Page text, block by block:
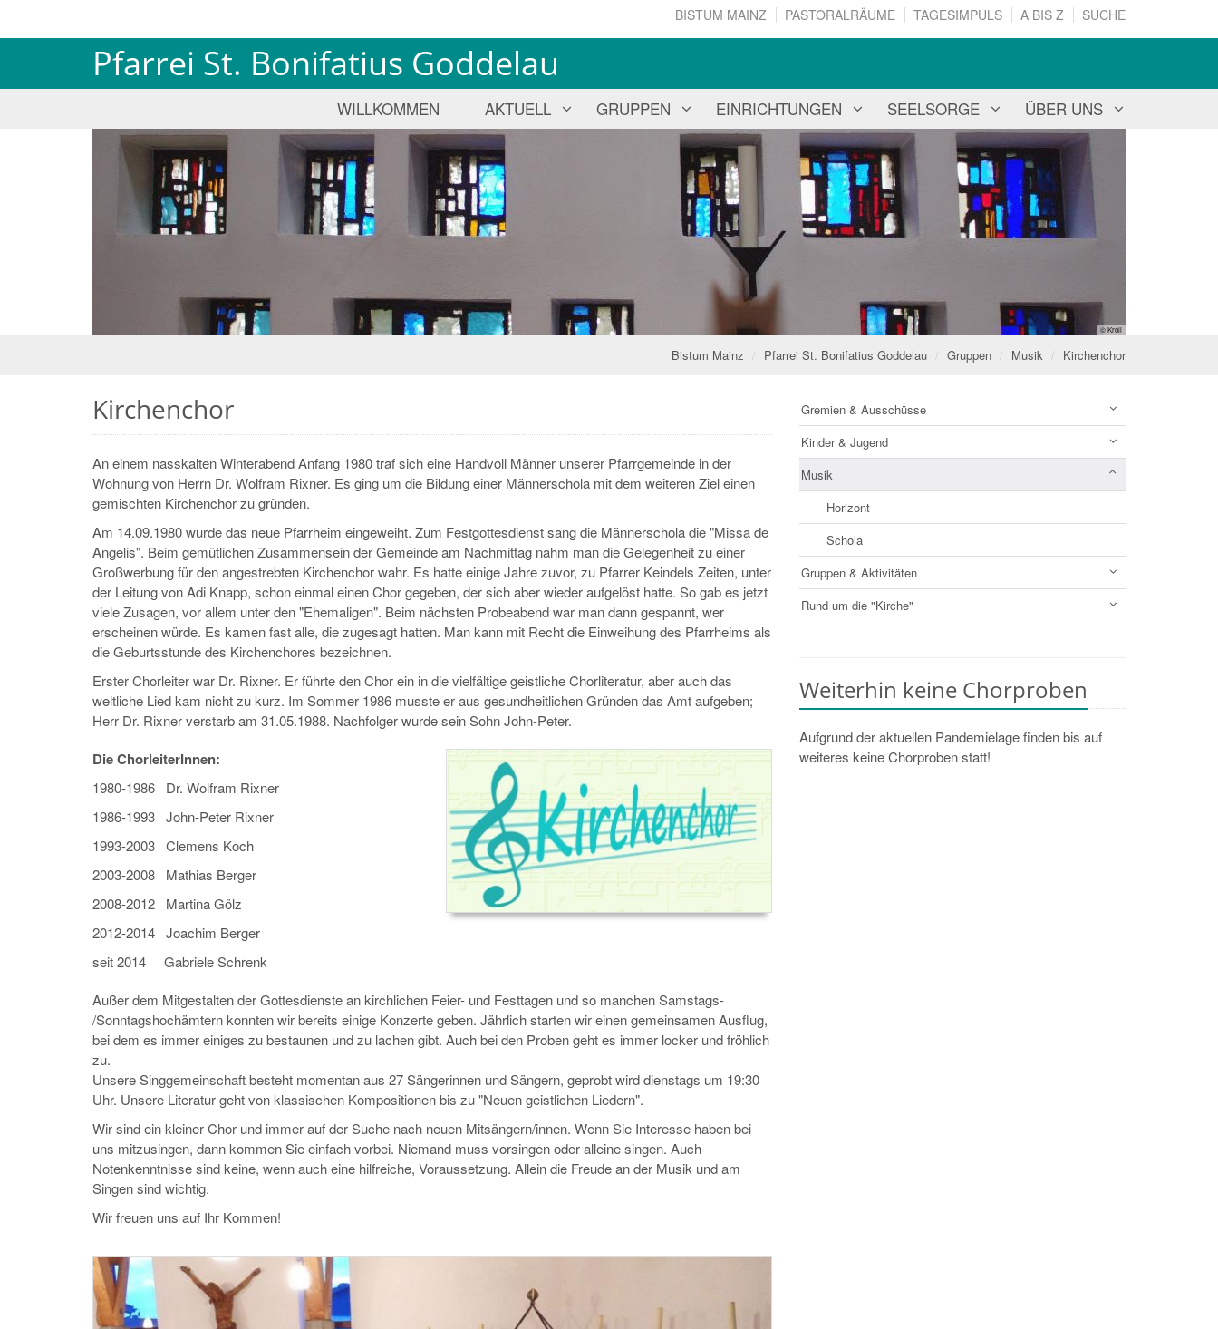
BISTUM MAINZ PASTORALRÄUME TAGESIMPULS A BIS Z SUCHE
Pfarrei St. Bonifatius Goddelau
WILLKOMMEN AKTUELL GRUPPEN EINRICHTUNGEN SEELSORGE ÜBER UNS
© Kroll
Bistum Mainz Pfarrei St. Bonifatius Goddelau Gruppen Musik Kirchenchor
Kirchenchor
An einem nasskalten Winterabend Anfang 1980 traf sich eine Handvoll Männer unserer Pfarrgemeinde in der
Wohnung von Herrn Dr. Wolfram Rixner. Es ging um die Bildung einer Männerschola mit dem weiteren Ziel einen
gemischten Kirchenchor zu gründen.
Am 14.09.1980 wurde das neue Pfarrheim eingeweiht. Zum Festgottesdienst sang die Männerschola die "Missa de
Angelis". Beim gemütlichen Zusammensein der Gemeinde am Nachmittag nahm man die Gelegenheit zu einer
Großwerbung für den angestrebten Kirchenchor wahr. Es hatte einige Jahre zuvor, zu Pfarrer Keindels Zeiten, unter
der Leitung von Adi Knapp, schon einmal einen Chor gegeben, der sich aber wieder aufgelöst hatte. So gab es jetzt
viele Zusagen, vor allem unter den "Ehemaligen". Beim nächsten Probeabend war man dann gespannt, wer
erscheinen würde. Es kamen fast alle, die zugesagt hatten. Man kann mit Recht die Einweihung des Pfarrheims als
die Geburtsstunde des Kirchenchores bezeichnen.
Erster Chorleiter war Dr. Rixner. Er führte den Chor ein in die vielfältige geistliche Chorliteratur, aber auch das
weltliche Lied kam nicht zu kurz. Im Sommer 1986 musste er aus gesundheitlichen Gründen das Amt aufgeben;
Herr Dr. Rixner verstarb am 31.05.1988. Nachfolger wurde sein Sohn John-Peter.
Die ChorleiterInnen:
1980-1986 Dr. Wolfram Rixner
1986-1993 John-Peter Rixner
1993-2003 Clemens Koch
2003-2008 Mathias Berger
2008-2012 Martina Gölz
2012-2014 Joachim Berger
seit 2014 Gabriele Schrenk
Außer dem Mitgestalten der Gottesdienste an kirchlichen Feier- und Festtagen und so manchen Samstags-
/Sonntagshochämtern konnten wir bereits einige Konzerte geben. Jährlich starten wir einen gemeinsamen Ausflug,
bei dem es immer einiges zu bestaunen und zu lachen gibt. Auch bei den Proben geht es immer locker und fröhlich
zu.
Unsere Singgemeinschaft besteht momentan aus 27 Sängerinnen und Sängern, geprobt wird dienstags um 19:30
Uhr. Unsere Literatur geht von klassischen Kompositionen bis zu "Neuen geistlichen Liedern".
Wir sind ein kleiner Chor und immer auf der Suche nach neuen Mitsängern/innen. Wenn Sie Interesse haben bei
uns mitzusingen, dann kommen Sie einfach vorbei. Niemand muss vorsingen oder alleine singen. Auch
Notenkenntnisse sind keine, wenn auch eine hilfreiche, Voraussetzung. Allein die Freude an der Musik und am
Singen sind wichtig.
Wir freuen uns auf Ihr Kommen!
Gremien & Ausschüsse
Kinder & Jugend
Musik
Horizont
Schola
Gruppen & Aktivitäten
Rund um die "Kirche"
Weiterhin keine Chorproben
Aufgrund der aktuellen Pandemielage finden bis auf
weiteres keine Chorproben statt!